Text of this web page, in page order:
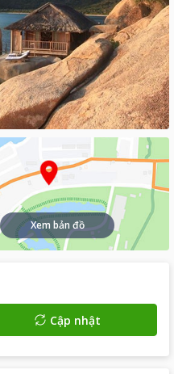
Xem bản đồ
Cập nhật